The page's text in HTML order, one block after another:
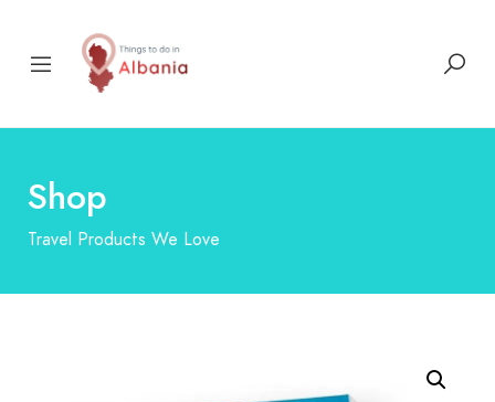
Shop
Travel Products We Love